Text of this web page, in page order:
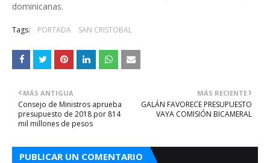
dominicanas.
Tags: PORTADA SAN CRISTOBAL
MÁS RECIENTE
GALÁN FAVORECE PRESUPUESTO
VAYA COMISIÓN BICAMERAL
MÁS ANTIGUA
Consejo de Ministros aprueba
presupuesto de 2018 por 814
mil millones de pesos
PUBLICAR UN COMENTARIO